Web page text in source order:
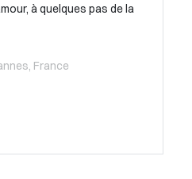
à quelques pas de la
France